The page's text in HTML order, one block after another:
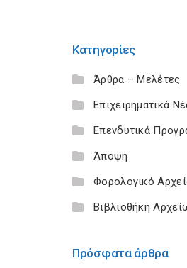
Κατηγορίες
Άρθρα – Μελέτες
Επιχειρηματικά
Επενδυτικά
Άποψη
Φορολογικό
Βιβλιοθήκη
Πρόσφατα άρθρα